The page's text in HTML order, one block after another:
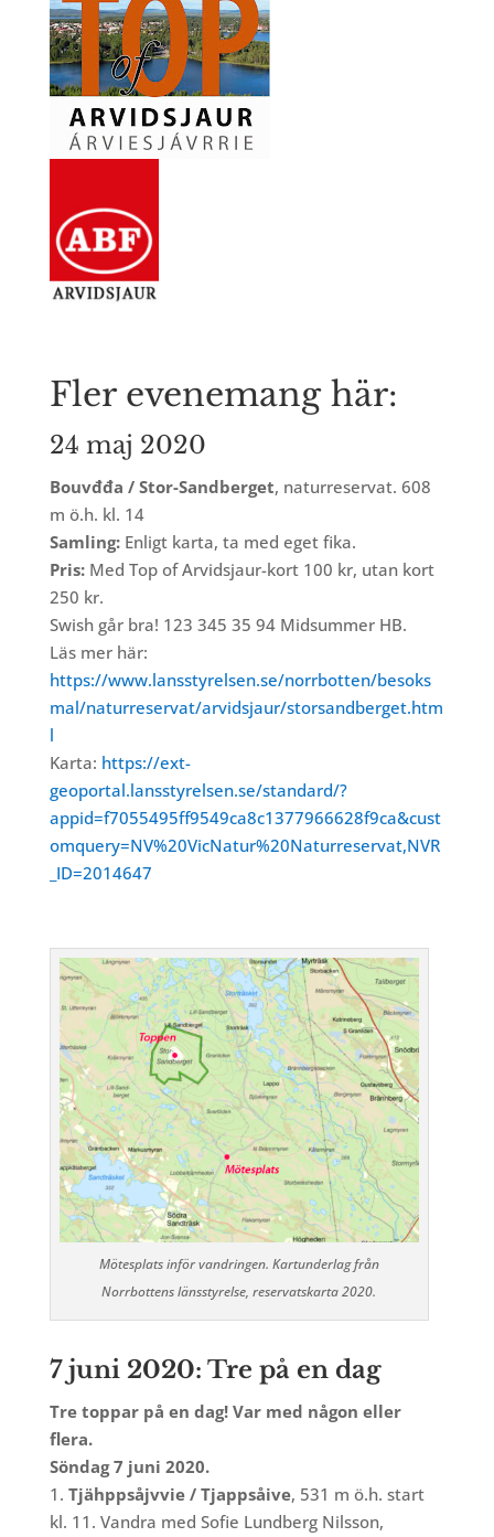
Fler evenemang här:
24 maj 2020
Bouvđđa / Stor-Sandberget, naturreservat. 608
m ö.h. kl. 14
Samling:Enligt karta, ta med eget fika.
Pris:Med Top of Arvidsjaur-kort 100 kr, utan kort
250 kr.
Swish går bra! 123 345 35 94 Midsummer HB.
Läs mer här:
https://www.lansstyrelsen.se/norrbotten/besoks
mal/naturreservat/arvidsjaur/storsandberget.htm
l
Karta: https://ext-
geoportal.lansstyrelsen.se/standard/?
appid=f7055495ff9549ca8c1377966628f9ca&cust
omquery=NV%20VicNatur%20Naturreservat,NVR
_ID=2014647
Mötesplats inför vandringen. Kartunderlag från
Norrbottens länsstyrelse, reservatskarta 2020.
7 juni 2020: Tre på en dag
Tre toppar på en dag! Var med någon eller
flera.
Söndag 7 juni 2020.
1. Tjähppsåjvvie / Tjappsåive, 531 m ö.h. start
kl. 11. Vandra med Sofie Lundberg Nilsson,